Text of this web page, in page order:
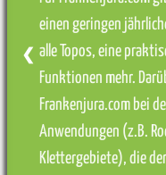
einen geringen
alle Topos, eine
Funktionen mehr.
Frankenjura.com bei
Anwendungen (z.B.
Klettergebiete), die
❮